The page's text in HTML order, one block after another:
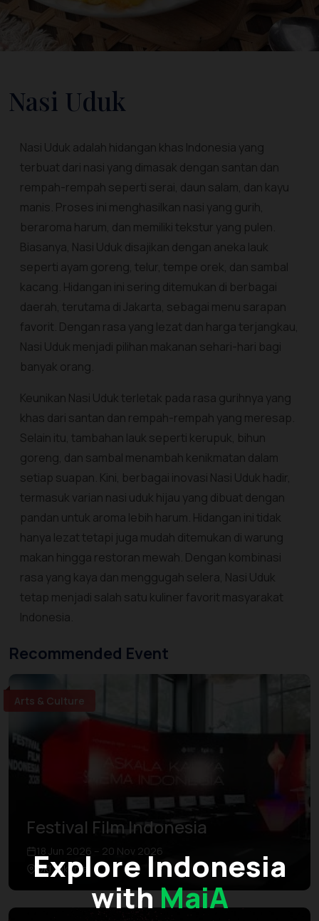
Explore Indonesia
withMaiA
Nasi Uduk
Nasi Uduk adalah hidangan khas Indonesia yang
terbuat dari nasi yang dimasak dengan santan dan
rempah-rempah seperti serai, daun salam, dan kayu
manis. Proses ini menghasilkan nasi yang gurih,
beraroma harum, dan memiliki tekstur yang pulen.
Biasanya, Nasi Uduk disajikan dengan aneka lauk
seperti ayam goreng, telur, tempe orek, dan sambal
kacang. Hidangan ini sering ditemukan di berbagai
daerah, terutama di Jakarta, sebagai menu sarapan
favorit. Dengan rasa yang lezat dan harga terjangkau,
Nasi Uduk menjadi pilihan makanan sehari-hari bagi
banyak orang.
Keunikan Nasi Uduk terletak pada rasa gurihnya yang
khas dari santan dan rempah-rempah yang meresap.
Selain itu, tambahan lauk seperti kerupuk, bihun
goreng, dan sambal menambah kenikmatan dalam
setiap suapan. Kini, berbagai inovasi Nasi Uduk hadir,
termasuk varian nasi uduk hijau yang dibuat dengan
pandan untuk aroma lebih harum. Hidangan ini tidak
hanya lezat tetapi juga mudah ditemukan di warung
makan hingga restoran mewah. Dengan kombinasi
rasa yang kaya dan menggugah selera, Nasi Uduk
tetap menjadi salah satu kuliner favorit masyarakat
Indonesia.
Recommended Event
Arts & Culture
Festival Film Indonesia
18 Jun 2026 – 20 Nov 2026
DKI Jakarta